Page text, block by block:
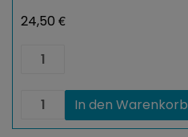
24,50 €
7UP
Seven
24x0,50
Menge
7UP
Seven
Up
In den Warenkorb